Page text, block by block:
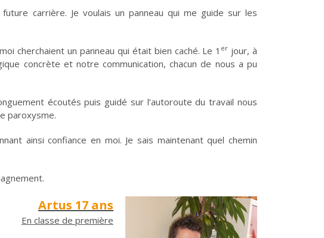
carrière. Je voulais un panneau qui me guide sur les
cherchaient un panneau qui était bien caché. Le 1 er jour, à
concrète et notre communication, chacun de nous a pu
écoutés puis guidé sur l’autoroute du travail nous
paroxysme.
ainsi confiance en moi. Je sais maintenant quel chemin
Artus 17 ans
En classe de première